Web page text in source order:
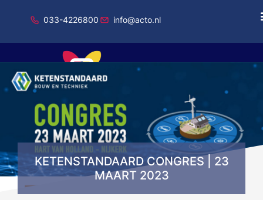
033-4226800 info@acto.nl
KETENSTANDAARD CONGRES | 23
MAART 2023